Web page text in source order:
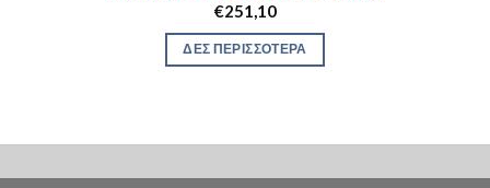
€251,10
ΔΕΣ ΠΕΡΙΣΣΟΤΕΡΑ